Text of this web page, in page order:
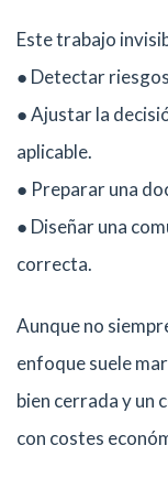
Este trabajo
● Detectar
● Ajustar la
aplicable.
● Preparar una
● Diseñar una
correcta.
Aunque no
enfoque suele
bien cerrada y un
con costes